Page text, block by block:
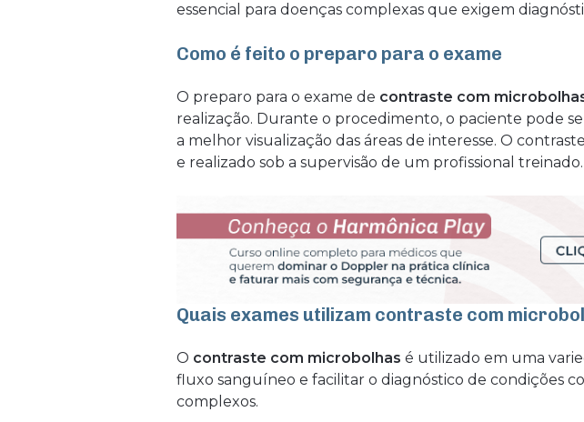
essencial para doenças complexas que exigem
Como é feito o preparo para o exame
O preparo para o exame de contraste com
realização. Durante o procedimento, o paciente pode
a melhor visualização das áreas de interesse. O
e realizado sob a supervisão de um profissional treinado.
Quais exames utilizam contraste com
O contraste com microbolhas é utilizado em uma
fluxo sanguíneo e facilitar o diagnóstico de condições
complexos.